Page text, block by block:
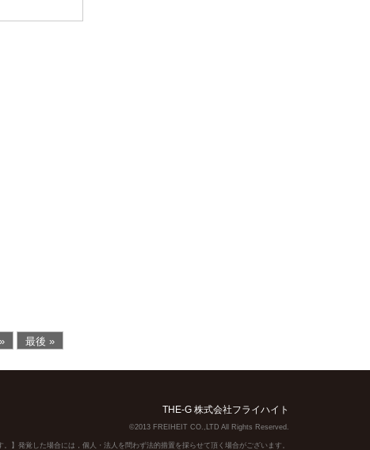
» 最後 »
THE-G 株式会社フライハイト
©2013 FREIHEIT CO.,LTD All Rights Reserved.
】発覚した場合には，個人・法人を問わず法的措置を採らせて頂く場合がございます。